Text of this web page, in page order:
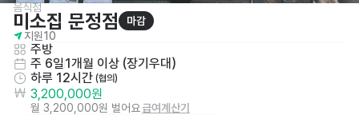
음식점
미소집 문정점
마감
지원10
주방
주 6일1개월 이상 (장기우대)
하루 12시간 (협의)
3,200,000원
월 3,200,000원 벌어요급여계산기